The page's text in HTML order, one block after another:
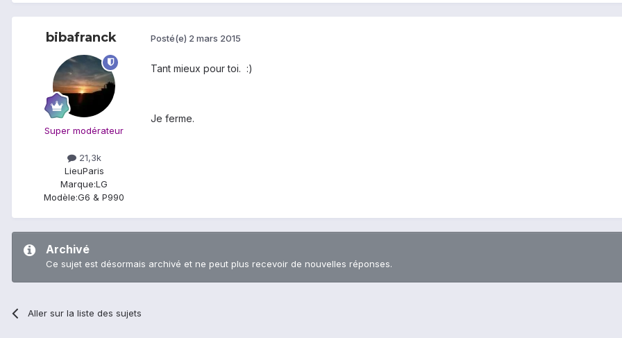
bibafranck
Super modérateur
21,3k
LieuParis
Marque:LG
Modèle:G6 & P990
Posté(e) 2 mars 2015
Tant mieux pour toi. :)
Je ferme.
Archivé
Ce sujet est désormais archivé et ne peut plus recevoir de nouvelles réponses.
Aller sur la liste des sujets